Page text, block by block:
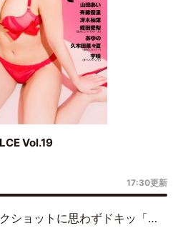
Vol.19
17:30更新
レベルの美しさ」「クールビューティーで良き」「ポーズも表情も完璧」